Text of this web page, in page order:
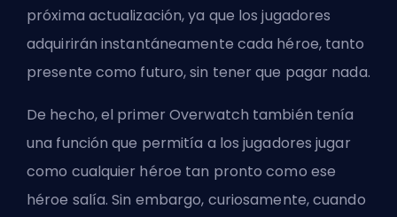
próxima actualización, ya que los jugadores
adquirirán instantáneamente cada héroe, tanto
presente como futuro, sin tener que pagar nada.
De hecho, el primer Overwatch también tenía
una función que permitía a los jugadores jugar
como cualquier héroe tan pronto como ese
héroe salía. Sin embargo, curiosamente, cuando